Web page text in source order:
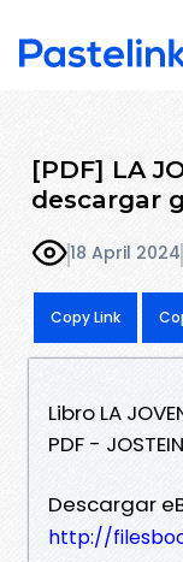
[PDF] LA
descargar
18 April 2024
Copy Link
Libro LA
PDF -
Descargar
http://